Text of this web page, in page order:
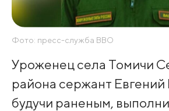
Фото: пресс-служба ВВО
Уроженец села Томичи
района сержант Евгений
будучи раненым,